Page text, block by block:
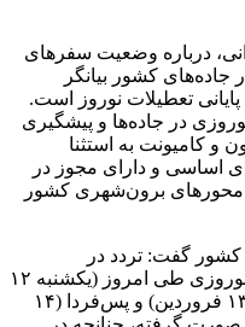
درباره وضعیت سفرهای
کشور بیانگر
تعطیلات نوروز است.
در جاده‌ها و پیشگیری
و کامیونت به استثنا
اساسی و دارای مجوز در
در تمام محورهای برون‌شهری کشور
گفت: تردد در
مسیرهای برگشت به مبدا مسافران نوروزی طی امروز (یکشنبه ۱۲
فروردین) و به میزان بیشتر در فردا (۱۳ فروردین) و پس‌فردا (۱۴